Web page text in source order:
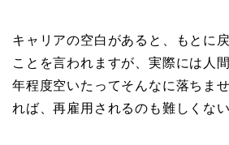
キャリアの空白があると、もとに
ことを言われますが、実際には人
年程度空いたってそんなに落ちま
れば、再雇用されるのも難しくな